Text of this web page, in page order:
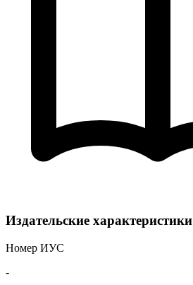
Издательские характеристики
Номер ИУС
-